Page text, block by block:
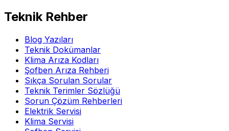
Teknik Rehber
Blog Yazıları
Teknik Dokümanlar
Klima Arıza Kodları
Şofben Arıza Rehberi
Sıkça Sorulan Sorular
Teknik Terimler Sözlüğü
Sorun Çözüm Rehberleri
Elektrik Servisi
Klima Servisi